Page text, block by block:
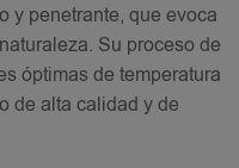
y penetrante, que evoca
Su proceso de
óptimas de temperatura
de alta calidad y de